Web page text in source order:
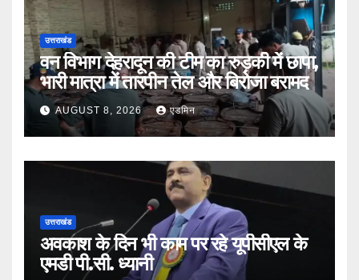
उत्तराखंड
वन विभाग देहरादून की टीम का रुड़की में छापा,
भारी मात्रा में तारपीन तेल और बिरोजा बरामद
AUGUST 8, 2026 एडमिन
उत्तराखंड
अवकाश के दिन भी काम पर रहे यूपीसीएल के
एमडी पी.सी. ध्यानी